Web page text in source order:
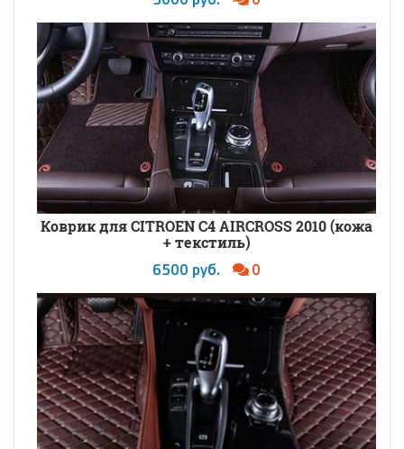
Коврик для CITROEN C4 AIRCROSS 2010 (кожа
+ текстиль)
6500 руб. 0